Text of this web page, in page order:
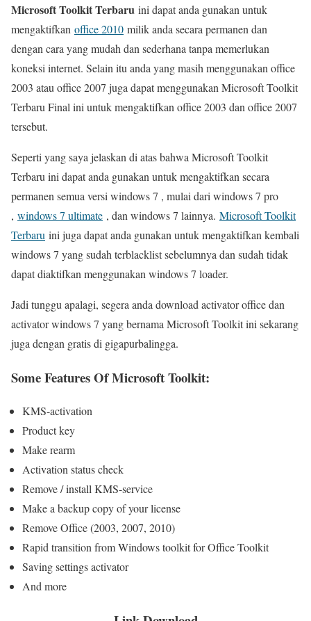
Microsoft Toolkit Terbaru ini dapat anda gunakan untuk
mengaktifkan office 2010 milik anda secara permanen dan
dengan cara yang mudah dan sederhana tanpa memerlukan
koneksi internet. Selain itu anda yang masih menggunakan office
2003 atau office 2007 juga dapat menggunakan Microsoft Toolkit
Terbaru Final ini untuk mengaktifkan office 2003 dan office 2007
tersebut.
Seperti yang saya jelaskan di atas bahwa Microsoft Toolkit
Terbaru ini dapat anda gunakan untuk mengaktifkan secara
permanen semua versi windows 7 , mulai dari windows 7 pro
, windows 7 ultimate , dan windows 7 lainnya. Microsoft Toolkit
Terbaru ini juga dapat anda gunakan untuk mengaktifkan kembali
windows 7 yang sudah terblacklist sebelumnya dan sudah tidak
dapat diaktifkan menggunakan windows 7 loader.
Jadi tunggu apalagi, segera anda download activator office dan
activator windows 7 yang bernama Microsoft Toolkit ini sekarang
juga dengan gratis di gigapurbalingga.
Some Features Of Microsoft Toolkit:
KMS-activation
Product key
Make rearm
Activation status check
Remove / install KMS-service
Make a backup copy of your license
Remove Office (2003, 2007, 2010)
Rapid transition from Windows toolkit for Office Toolkit
Saving settings activator
And more